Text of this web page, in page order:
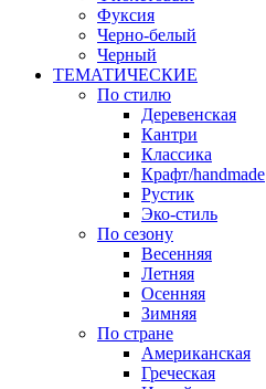
Фуксия
Черно-белый
Черный
ТЕМАТИЧЕСКИЕ
По стилю
Деревенская
Кантри
Классика
Крафт/handmade
Рустик
Эко-стиль
По сезону
Весенняя
Летняя
Осенняя
Зимняя
По стране
Американская
Греческая